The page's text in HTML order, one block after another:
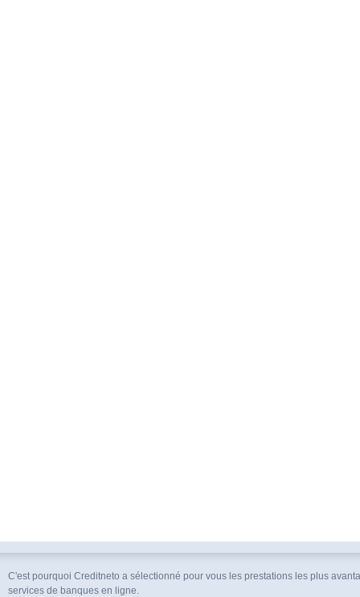
C'est pourquoi Creditneto a sélectionné pour vous les prestations les plus
services de banques en ligne.